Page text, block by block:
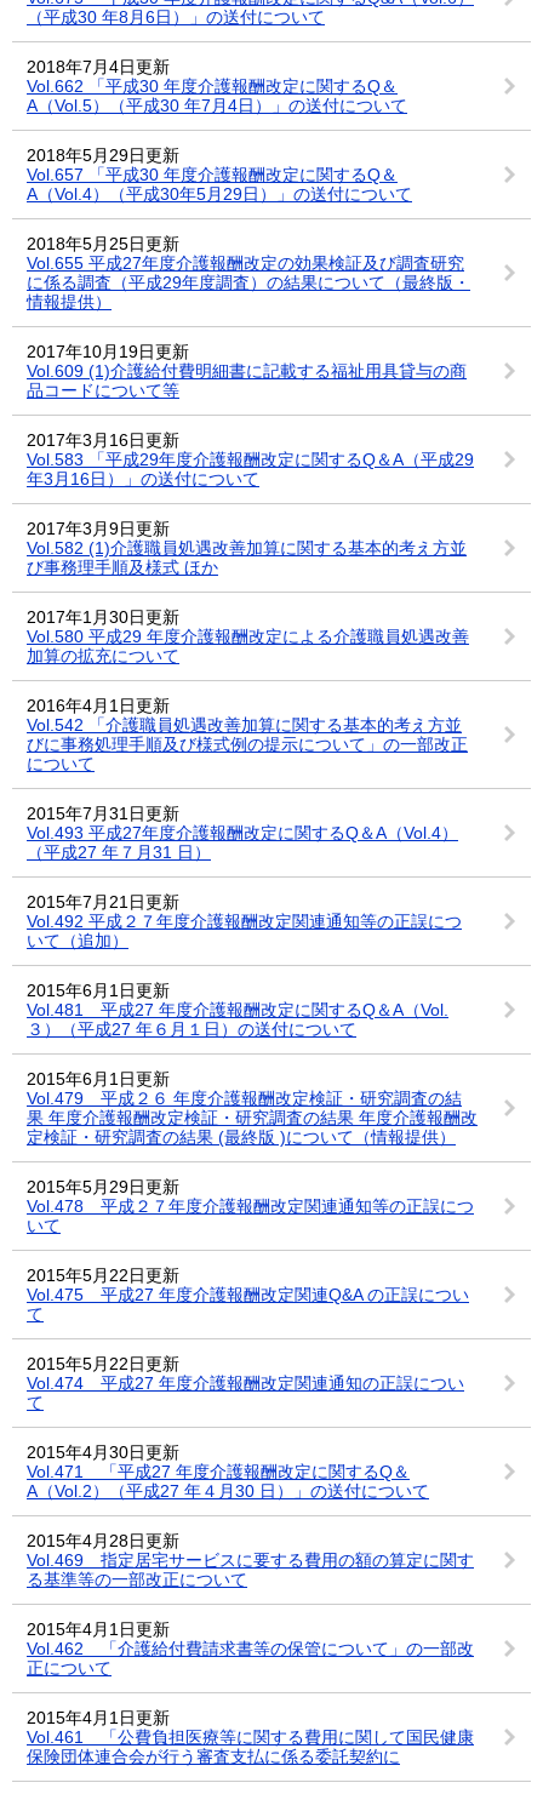
（平成30 年8月6日）」の送付について
2018年7月4日更新
Vol.662 「平成30 年度介護報酬改定に関するQ＆
A（Vol.5）（平成30 年7月4日）」の送付について
2018年5月29日更新
Vol.657 「平成30 年度介護報酬改定に関するQ＆
A（Vol.4）（平成30年5月29日）」の送付について
2018年5月25日更新
Vol.655 平成27年度介護報酬改定の効果検証及び調査研究
に係る調査（平成29年度調査）の結果について（最終版・
情報提供）
2017年10月19日更新
Vol.609 (1)介護給付費明細書に記載する福祉用具貸与の商
品コードについて等
2017年3月16日更新
Vol.583 「平成29年度介護報酬改定に関するQ＆A（平成29
年3月16日）」の送付について
2017年3月9日更新
Vol.582 (1)介護職員処遇改善加算に関する基本的考え方並
び事務理手順及様式 ほか
2017年1月30日更新
Vol.580 平成29 年度介護報酬改定による介護職員処遇改善
加算の拡充について
2016年4月1日更新
Vol.542 「介護職員処遇改善加算に関する基本的考え方並
びに事務処理手順及び様式例の提示について」の一部改正
について
2015年7月31日更新
Vol.493 平成27年度介護報酬改定に関するQ＆A（Vol.4）
（平成27 年７月31 日）
2015年7月21日更新
Vol.492 平成２７年度介護報酬改定関連通知等の正誤につ
いて（追加）
2015年6月1日更新
Vol.481 平成27 年度介護報酬改定に関するQ＆A（Vol.
３）（平成27 年６月１日）の送付について
2015年6月1日更新
Vol.479 平成２６ 年度介護報酬改定検証・研究調査の結
果 年度介護報酬改定検証・研究調査の結果 年度介護報酬改
定検証・研究調査の結果 (最終版 )について（情報提供）
2015年5月29日更新
Vol.478 平成２７年度介護報酬改定関連通知等の正誤につ
いて
2015年5月22日更新
Vol.475 平成27 年度介護報酬改定関連Q&A の正誤につい
て
2015年5月22日更新
Vol.474 平成27 年度介護報酬改定関連通知の正誤につい
て
2015年4月30日更新
Vol.471 「平成27 年度介護報酬改定に関するQ＆
A（Vol.2）（平成27 年４月30 日）」の送付について
2015年4月28日更新
Vol.469 指定居宅サービスに要する費用の額の算定に関す
る基準等の一部改正について
2015年4月1日更新
Vol.462 「介護給付費請求書等の保管について」の一部改
正について
2015年4月1日更新
Vol.461 「公費負担医療等に関する費用に関して国民健康
保険団体連合会が行う審査支払に係る委託契約に